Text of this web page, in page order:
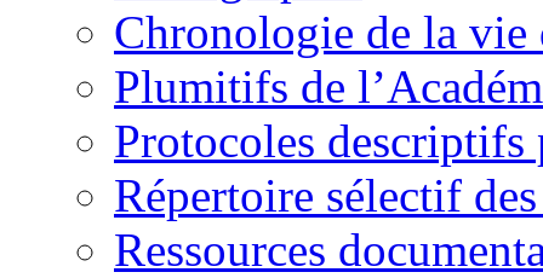
Chronologie de la vie
Plumitifs de
Protocoles descriptifs
Répertoire sélectif
Ressources